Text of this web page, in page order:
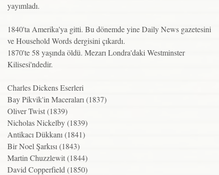
yayımladı.
1840'ta Amerika'ya gitti. Bu dönemde yine Daily News gazetesini
ve Household Words dergisini çıkardı.
1870'te 58 yaşında öldü. Mezarı Londra'daki Westminster
Kilisesi'ndedir.
Charles Dickens Eserleri
Bay Pikvik'in Maceraları (1837)
Oliver Twist (1839)
Nicholas Nickelby (1839)
Antikacı Dükkanı (1841)
Bir Noel Şarkısı (1843)
Martin Chuzzlewit (1844)
David Copperfield (1850)